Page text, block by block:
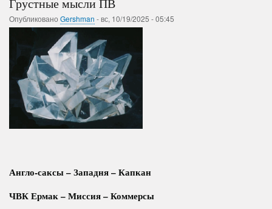
Опубликовано Gershman -вс, 10/19/2025 - 05:45
Англо-саксы – Западня – Капкан
ЧВК Ермак – Миссия – Коммерсы